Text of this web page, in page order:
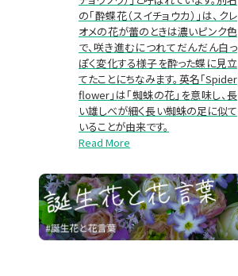
の「酔蝶花（スイチョウカ）」は、クレ
オメの花が蕾のときは濃いピンク色
で、咲き進むにつれてだんだん白っ
ぽく変化する様子を酔った蝶に見立
てたことにちなみます。英名「Spider
flower」は「蜘蛛の花」を意味し、長
い雄しべが細く長い蜘蛛の足に似て
いることが由来です。
Read More